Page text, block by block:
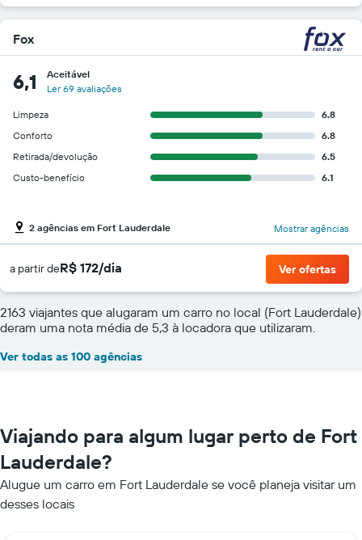
Fox
6,1
Aceitável
Ler 69 avaliações
Limpeza
6.8
Conforto
6.8
Retirada/devolução
6.5
Custo-benefício
6.1
2 agências em Fort Lauderdale Mostrar agências
a partir deR$ 172/dia Ver ofertas
2163 viajantes que alugaram um carro no local (Fort Lauderdale)
deram uma nota média de 5,3 à locadora que utilizaram.
Ver todas as 100 agências
Viajando para algum lugar perto de Fort
Lauderdale?
Alugue um carro em Fort Lauderdale se você planeja visitar um
desses locais